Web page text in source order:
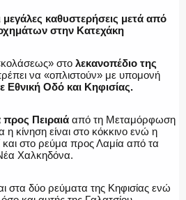
καθυστερήσεις μετά από
στην Κατεχάκη
στο λεκανοπέδιο της
να «οπλιστούν» με υπομονή
Εθνική Οδό και Κηφισίας.
προς Πειραιά από τη Μεταμόρφωση
η κίνηση είναι στο κόκκινο ενώ η
και στο ρεύμα προς Λαμία από τα
Χαλκηδόνα.
στα δύο ρεύματα της Κηφισίας ενώ